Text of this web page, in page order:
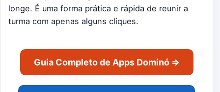
longe. É uma forma prática e rápida de reunir a
turma com apenas alguns cliques.
Guia Completo de Apps Dominó ⇒